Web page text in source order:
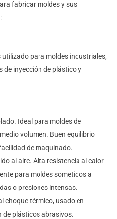
fabricar moldes y sus
utilizado para moldes industriales,
de inyección de plástico y
Ideal para moldes de
volumen. Buen equilibrio
de maquinado.
al aire. Alta resistencia al calor
para moldes sometidos a
o presiones intensas.
choque térmico, usado en
de plásticos abrasivos.